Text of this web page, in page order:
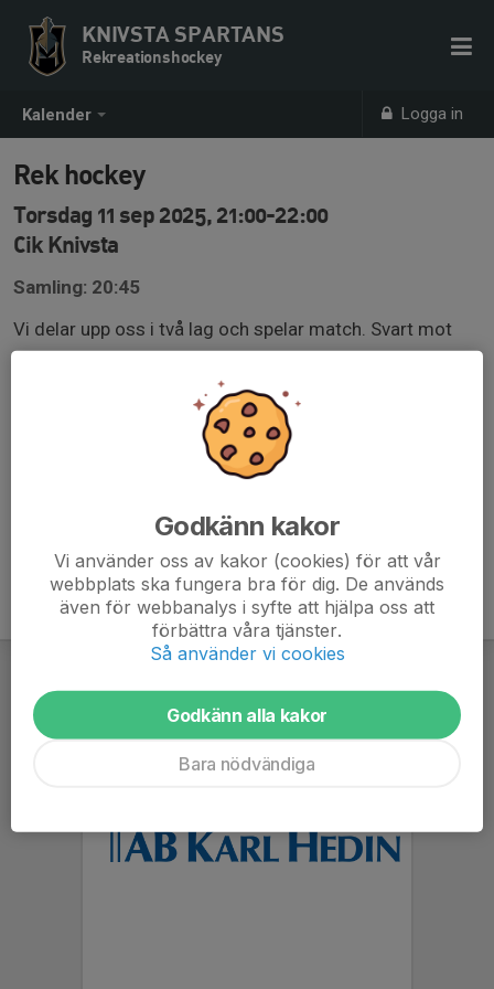
Kalender Logga in
KNIVSTA SPARTANS
Rekreationshockey
Rek hockey
Torsdag 11 sep 2025, 21:00-22:00
Cik Knivsta
Samling: 20:45
Vi delar upp oss i två lag och spelar match. Svart mot
orange.
Godkänn kakor
Vi använder oss av kakor (cookies) för att vår
webbplats ska fungera bra för dig. De används
även för webbanalys i syfte att hjälpa oss att
förbättra våra tjänster.
Så använder vi cookies
Godkänn alla kakor
Bara nödvändiga